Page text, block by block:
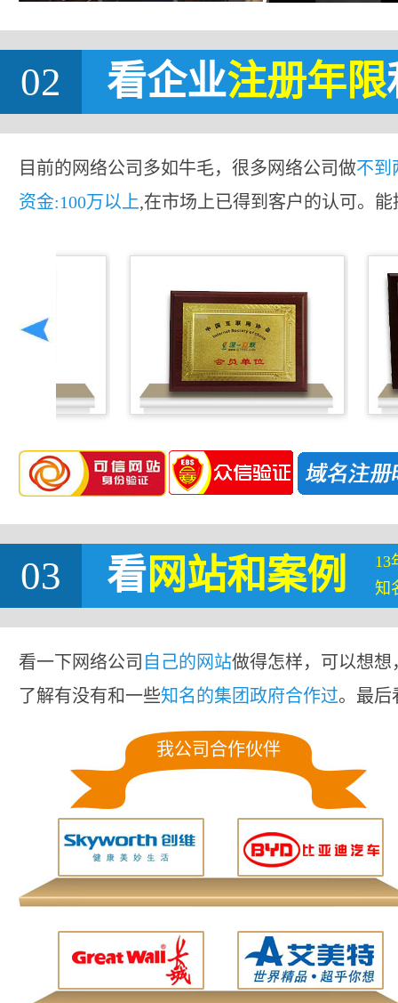
02 看企业注册年限
目前的网络公司多如牛毛，很多网络公司做不到
资金:100万以上,在市场上已得到客户的认可。
03 看网站和案例
13
知
看一下网络公司 自己的网站做得怎样，可以想
了解有没有和一些知名的集团政府合作过。最后
我公司合作伙伴